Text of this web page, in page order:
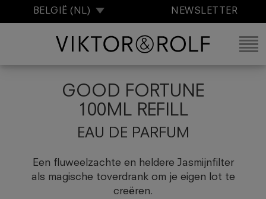
BELGIË (NL) NEWSLETTER
GOOD FORTUNE
100ML REFILL
EAU DE PARFUM
Een fluweelzachte en heldere Jasmijnfilter
als magische toverdrank om je eigen lot te
creëren.